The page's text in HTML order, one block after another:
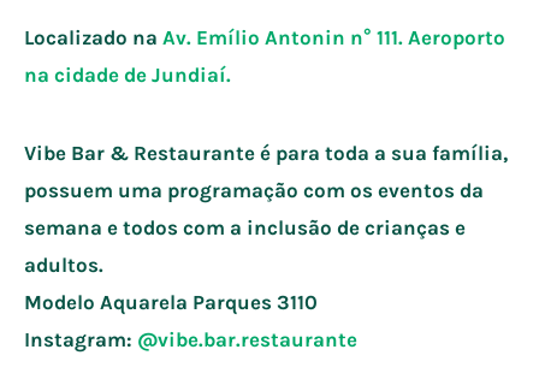
Localizado na Av. Emílio Antonin n° 111. Aeroporto
na cidade de Jundiaí.
Vibe Bar & Restaurante é para toda a sua família,
possuem uma programação com os eventos da
semana e todos com a inclusão de crianças e
adultos.
Modelo Aquarela Parques 3110
Instagram: @vibe.bar.restaurante